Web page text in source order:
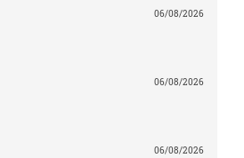
06/08/2026
06/08/2026
06/08/2026